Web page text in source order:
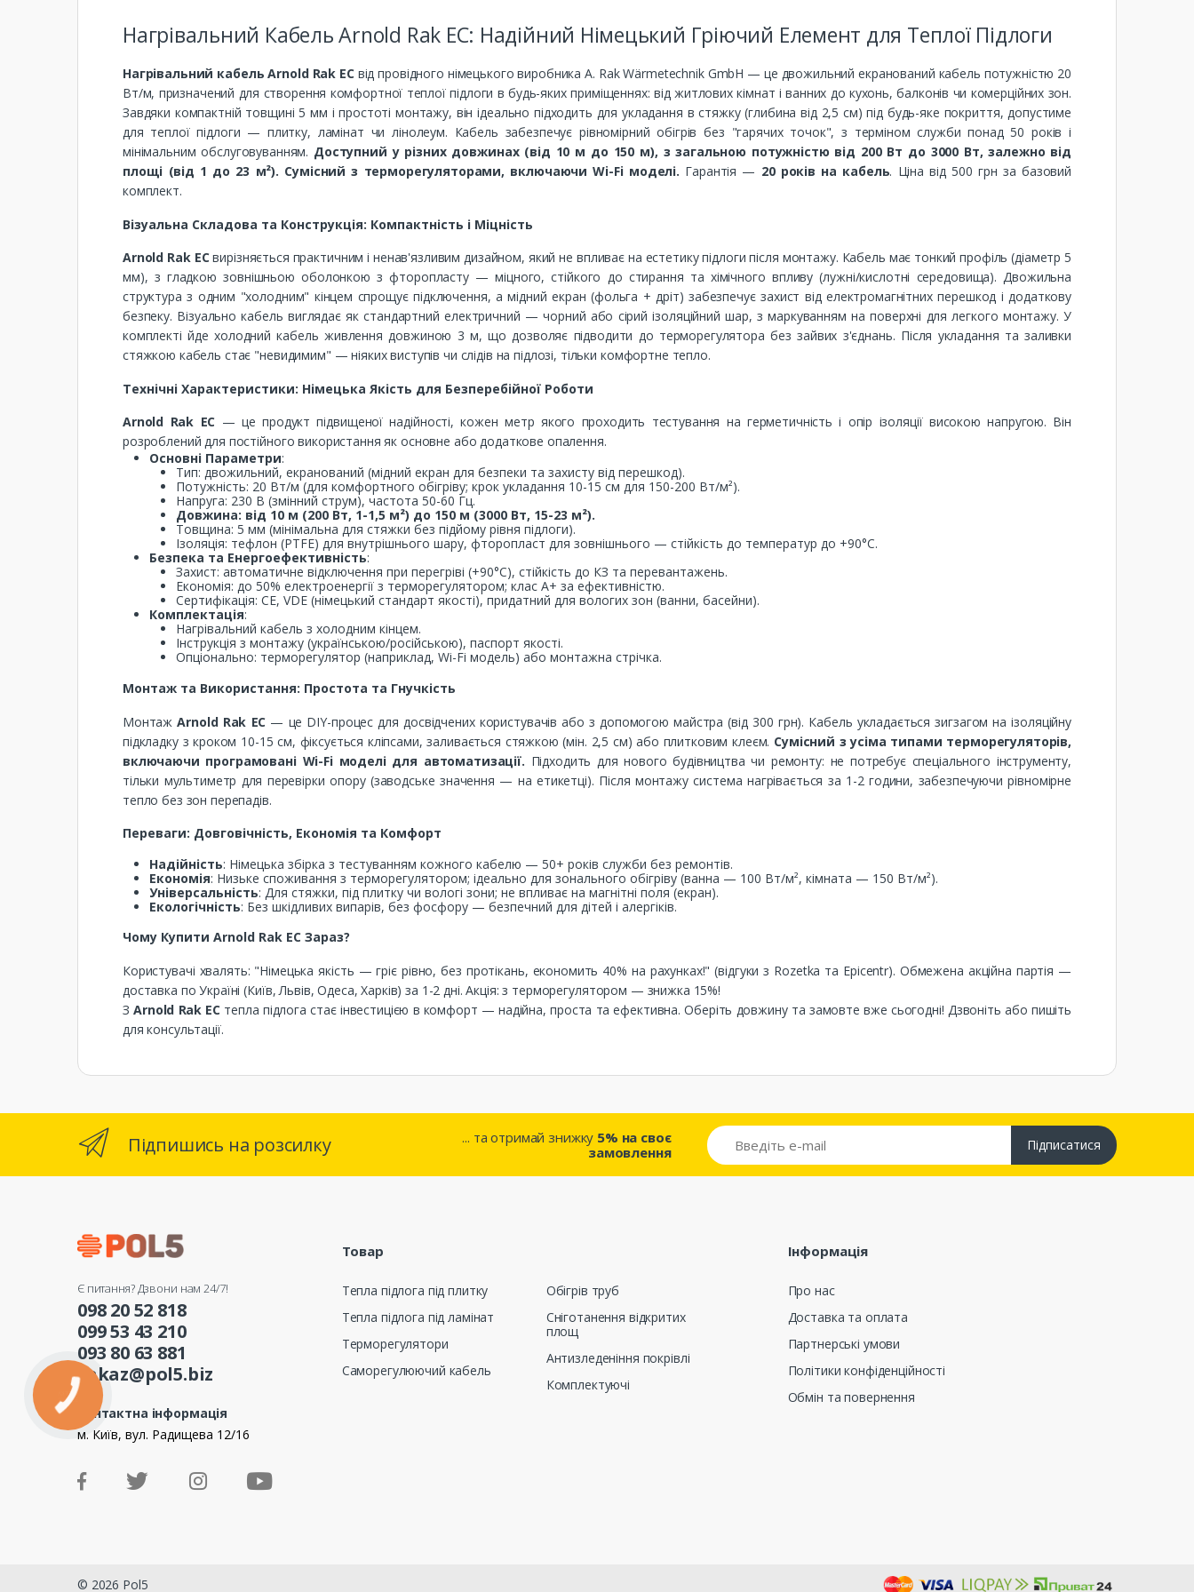
Нагрівальний Кабель Arnold Rak EC: Надійний Німецький Гріючий Елемент для Теплої Підлоги
Нагрівальний кабель Arnold Rak ECвід провідного німецького виробника A. Rak Wärmetechnik GmbH — це двожильний екранований кабель потужністю 20
Вт/м, призначений для створення комфортної теплої підлоги в будь-яких приміщеннях: від житлових кімнат і ванних до кухонь, балконів чи комерційних зон.
Завдяки компактній товщині 5 мм і простоті монтажу, він ідеально підходить для укладання в стяжку (глибина від 2,5 см) під будь-яке покриття, допустиме
для теплої підлоги — плитку, ламінат чи лінолеум. Кабель забезпечує рівномірний обігрів без "гарячих точок", з терміном служби понад 50 років і
мінімальним обслуговуванням. Доступний у різних довжинах (від 10 м до 150 м), з загальною потужністю від 200 Вт до 3000 Вт, залежно від
площі (від 1 до 23 м²). Сумісний з терморегуляторами, включаючи Wi-Fi моделі. Гарантія — 20 років на кабель. Ціна від 500 грн за базовий
комплект.
Візуальна Складова та Конструкція: Компактність і Міцність
Arnold Rak ECвирізняється практичним і ненав'язливим дизайном, який не впливає на естетику підлоги після монтажу. Кабель має тонкий профіль (діаметр 5
мм), з гладкою зовнішньою оболонкою з фторопласту — міцного, стійкого до стирання та хімічного впливу (лужні/кислотні середовища). Двожильна
структура з одним "холодним" кінцем спрощує підключення, а мідний екран (фольга + дріт) забезпечує захист від електромагнітних перешкод і додаткову
безпеку. Візуально кабель виглядає як стандартний електричний — чорний або сірий ізоляційний шар, з маркуванням на поверхні для легкого монтажу. У
комплекті йде холодний кабель живлення довжиною 3 м, що дозволяє підводити до терморегулятора без зайвих з'єднань. Після укладання та заливки
стяжкою кабель стає "невидимим" — ніяких виступів чи слідів на підлозі, тільки комфортне тепло.
Технічні Характеристики: Німецька Якість для Безперебійної Роботи
Arnold Rak EC — це продукт підвищеної надійності, кожен метр якого проходить тестування на герметичність і опір ізоляції високою напругою. Він
розроблений для постійного використання як основне або додаткове опалення.
Основні Параметри:
Тип: двожильний, екранований (мідний екран для безпеки та захисту від перешкод).
Потужність: 20 Вт/м (для комфортного обігріву; крок укладання 10-15 см для 150-200 Вт/м²).
Напруга: 230 В (змінний струм), частота 50-60 Гц.
Довжина: від 10 м (200 Вт, 1-1,5 м²) до 150 м (3000 Вт, 15-23 м²).
Товщина: 5 мм (мінімальна для стяжки без підйому рівня підлоги).
Ізоляція: тефлон (PTFE) для внутрішнього шару, фторопласт для зовнішнього — стійкість до температур до +90°C.
Безпека та Енергоефективність:
Захист: автоматичне відключення при перегріві (+90°C), стійкість до КЗ та перевантажень.
Економія: до 50% електроенергії з терморегулятором; клас A+ за ефективністю.
Сертифікація: CE, VDE (німецький стандарт якості), придатний для вологих зон (ванни, басейни).
Комплектація:
Нагрівальний кабель з холодним кінцем.
Інструкція з монтажу (українською/російською), паспорт якості.
Опціонально: терморегулятор (наприклад, Wi-Fi модель) або монтажна стрічка.
Монтаж та Використання: Простота та Гнучкість
МонтажArnold Rak EC — це DIY-процес для досвідчених користувачів або з допомогою майстра (від 300 грн). Кабель укладається зигзагом на ізоляційну
підкладку з кроком 10-15 см, фіксується кліпсами, заливається стяжкою (мін. 2,5 см) або плитковим клеєм. Сумісний з усіма типами терморегуляторів,
включаючи програмовані Wi-Fi моделі для автоматизації. Підходить для нового будівництва чи ремонту: не потребує спеціального інструменту,
тільки мультиметр для перевірки опору (заводське значення — на етикетці). Після монтажу система нагрівається за 1-2 години, забезпечуючи рівномірне
тепло без зон перепадів.
Переваги: Довговічність, Економія та Комфорт
Надійність: Німецька збірка з тестуванням кожного кабелю — 50+ років служби без ремонтів.
Економія: Низьке споживання з терморегулятором; ідеально для зонального обігріву (ванна — 100 Вт/м², кімната — 150 Вт/м²).
Універсальність: Для стяжки, під плитку чи вологі зони; не впливає на магнітні поля (екран).
Екологічність: Без шкідливих випарів, без фосфору — безпечний для дітей і алергіків.
Чому Купити Arnold Rak EC Зараз?
Користувачі хвалять: "Німецька якість — гріє рівно, без протікань, економить 40% на рахунках!" (відгуки з Rozetka та Epicentr). Обмежена акційна партія —
доставка по Україні (Київ, Львів, Одеса, Харків) за 1-2 дні. Акція: з терморегулятором — знижка 15%!
ЗArnold Rak EC тепла підлога стає інвестицією в комфорт — надійна, проста та ефективна. Оберіть довжину та замовте вже сьогодні! Дзвоніть або пишіть
для консультації.
Підпишись на розсилку ... та отримай знижку 5% на своє
замовлення
Підписатися
Є питання? Дзвони нам 24/7!
098 20 52 818
099 53 43 210
093 80 63 881
zakaz@pol5.biz
Контактна інформація
м. Київ, вул. Радищева 12/16
Товар
Тепла підлога під плитку
Тепла підлога під ламінат
Терморегулятори
Саморегулюючий кабель
Обігрів труб
Сніготанення відкритих
площ
Антизледеніння покрівлі
Комплектуючі
Інформація
Про нас
Доставка та оплата
Партнерські умови
Політики конфіденційності
Обмін та повернення
© 2026 Pol5